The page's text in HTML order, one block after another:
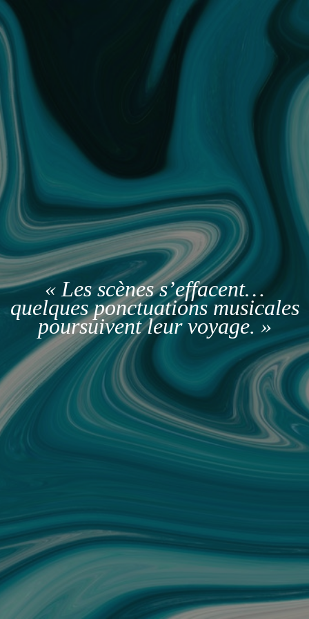
« Les scènes s’effacent…
quelques ponctuations musicales
poursuivent leur voyage. »